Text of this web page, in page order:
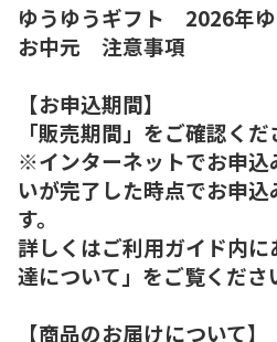
ゆうゆうギフト 2026年
お中元 注意事項
【お申込期間】
「販売期間」をご確認くだ
※インターネットでお申込
いが完了した時点でお申
す。
詳しくはご利用ガイド内
達について」をご覧くださ
【商品のお届けについて】